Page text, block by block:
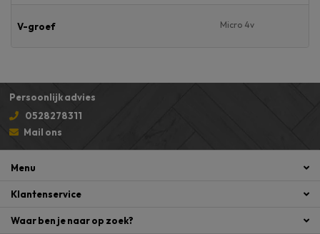
V-groef Micro 4v
Persoonlijk advies
0528278311
Mail ons
Menu
Klantenservice
Waar ben je naar op zoek?